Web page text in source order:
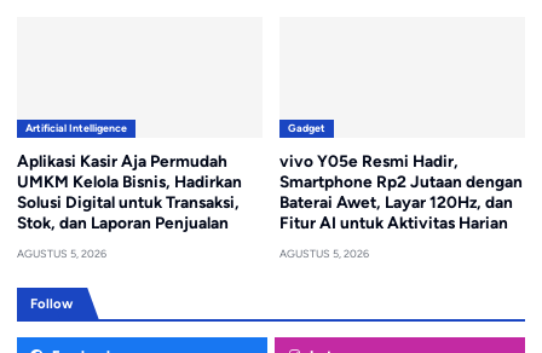
Artificial Intelligence
Aplikasi Kasir Aja Permudah
UMKM Kelola Bisnis, Hadirkan
Solusi Digital untuk Transaksi,
Stok, dan Laporan Penjualan
AGUSTUS 5, 2026
Gadget
vivo Y05e Resmi Hadir,
Smartphone Rp2 Jutaan dengan
Baterai Awet, Layar 120Hz, dan
Fitur AI untuk Aktivitas Harian
AGUSTUS 5, 2026
Follow